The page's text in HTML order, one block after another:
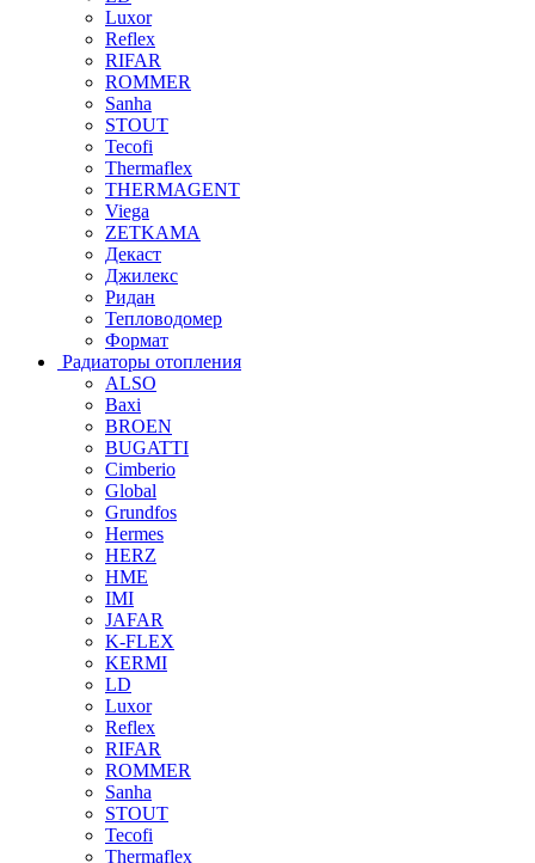
Luxor
Reflex
RIFAR
ROMMER
Sanha
STOUT
Tecofi
Thermaflex
THERMAGENT
Viega
ZETKAMA
Декаст
Джилекс
Ридан
Тепловодомер
Формат
Радиаторы отопления
ALSO
Baxi
BROEN
BUGATTI
Cimberio
Global
Grundfos
Hermes
HERZ
HME
IMI
JAFAR
K-FLEX
KERMI
LD
Luxor
Reflex
RIFAR
ROMMER
Sanha
STOUT
Tecofi
Thermaflex